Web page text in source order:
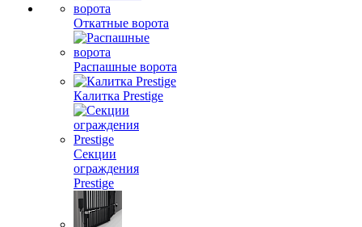
Откатные ворота
Распашные ворота
Калитка Prestige
Секции
ограждения
Prestige